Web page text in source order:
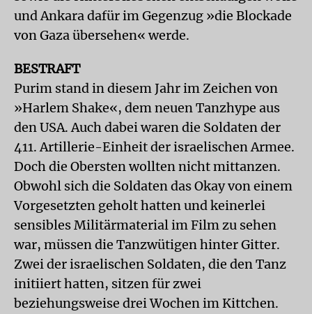
und Ankara dafür im Gegenzug »die Blockade
von Gaza übersehen« werde.
BESTRAFT
Purim stand in diesem Jahr im Zeichen von
»Harlem Shake«, dem neuen Tanzhype aus
den USA. Auch dabei waren die Soldaten der
411. Artillerie-Einheit der israelischen Armee.
Doch die Obersten wollten nicht mittanzen.
Obwohl sich die Soldaten das Okay von einem
Vorgesetzten geholt hatten und keinerlei
sensibles Militärmaterial im Film zu sehen
war, müssen die Tanzwütigen hinter Gitter.
Zwei der israelischen Soldaten, die den Tanz
initiiert hatten, sitzen für zwei
beziehungsweise drei Wochen im Kittchen.